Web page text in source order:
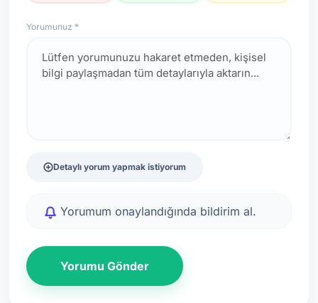
Yorumunuz *
Detaylı yorum yapmak istiyorum
Yorumum onaylandığında bildirim al.
Yorumu Gönder